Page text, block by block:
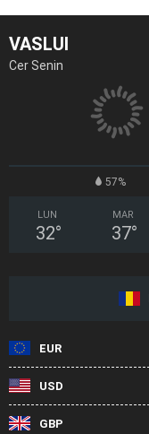
VASLUI
Cer Senin
57%
LUN
32°
MAR
37°
EUR
USD
GBP